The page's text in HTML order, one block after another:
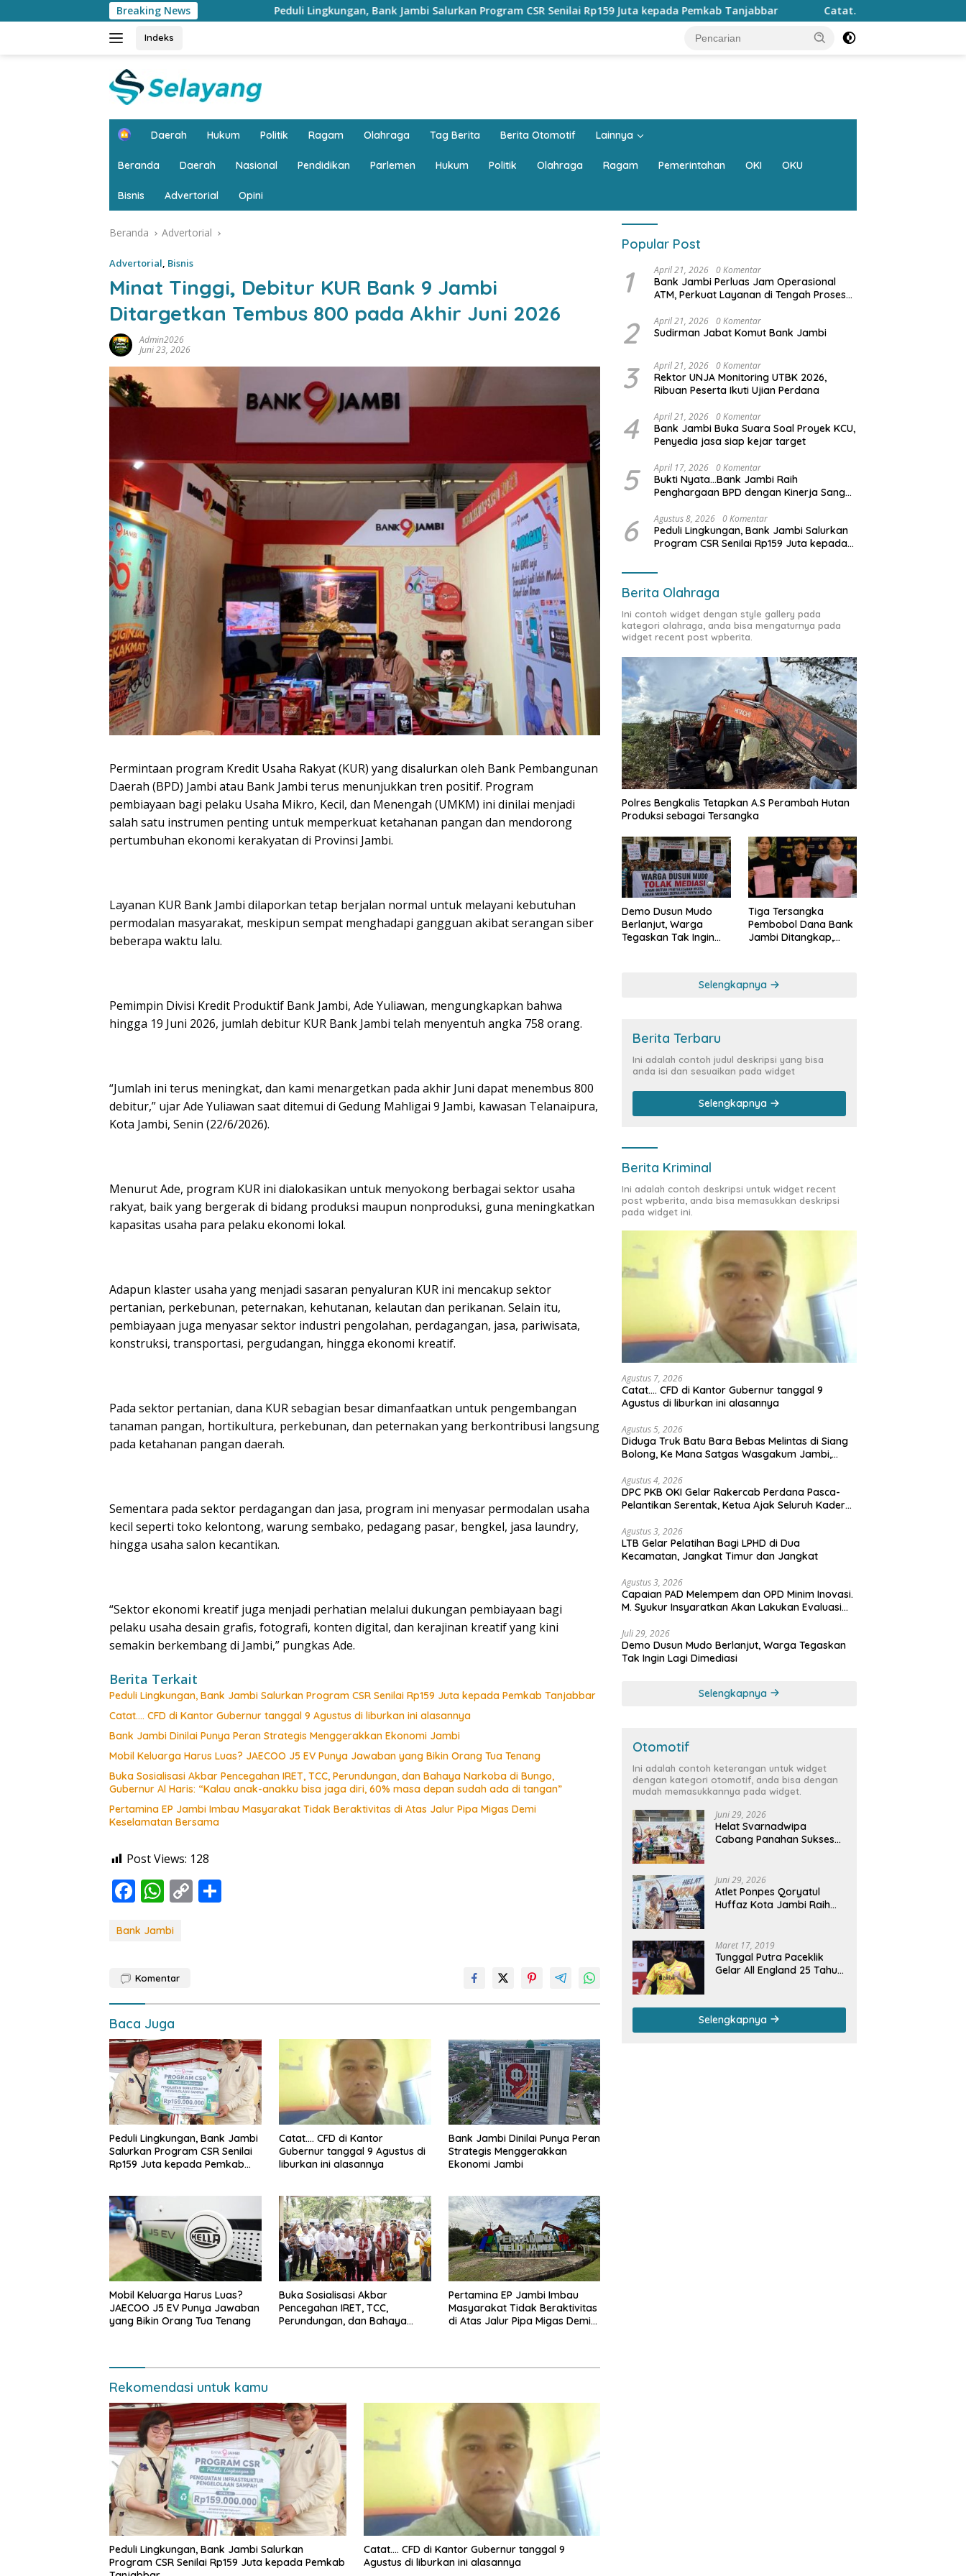
ke
Breaking News
Peduli Lingkungan, Bank Jambi Salurkan Program CSR Senilai Rp159 Juta kepada Pemkab Tanjabbar Catat…. CFD di Kantor Gubernur tanggal 9 Agustus di
Indeks
H
e
Daerah Hukum Politik Ragam Olahraga Tag Berita Berita Otomotif Lainnya
Beranda Daerah Nasional Pendidikan Parlemen Hukum Politik Olahraga Ragam Pemerintahan OKI OKU
Bisnis Advertorial Opini
Beranda Advertorial
Advertorial, Bisnis
Minat Tinggi, Debitur KUR Bank 9 Jambi
Ditargetkan Tembus 800 pada Akhir Juni 2026
Admin2026
Juni 23, 2026
Permintaan program Kredit Usaha Rakyat (KUR) yang disalurkan oleh Bank Pembangunan
Daerah (BPD) Jambi atau Bank Jambi terus menunjukkan tren positif. Program
pembiayaan bagi pelaku Usaha Mikro, Kecil, dan Menengah (UMKM) ini dinilai menjadi
salah satu instrumen penting untuk memperkuat ketahanan pangan dan mendorong
pertumbuhan ekonomi kerakyatan di Provinsi Jambi.
Layanan KUR Bank Jambi dilaporkan tetap berjalan normal untuk melayani kebutuhan
permodalan masyarakat, meskipun sempat menghadapi gangguan akibat serangan siber
beberapa waktu lalu.
Pemimpin Divisi Kredit Produktif Bank Jambi, Ade Yuliawan, mengungkapkan bahwa
hingga 19 Juni 2026, jumlah debitur KUR Bank Jambi telah menyentuh angka 758 orang.
“Jumlah ini terus meningkat, dan kami menargetkan pada akhir Juni dapat menembus 800
debitur,” ujar Ade Yuliawan saat ditemui di Gedung Mahligai 9 Jambi, kawasan Telanaipura,
Kota Jambi, Senin (22/6/2026).
Menurut Ade, program KUR ini dialokasikan untuk menyokong berbagai sektor usaha
rakyat, baik yang bergerak di bidang produksi maupun nonproduksi, guna meningkatkan
kapasitas usaha para pelaku ekonomi lokal.
Adapun klaster usaha yang menjadi sasaran penyaluran KUR ini mencakup sektor
pertanian, perkebunan, peternakan, kehutanan, kelautan dan perikanan. Selain itu,
pembiayaan juga menyasar sektor industri pengolahan, perdagangan, jasa, pariwisata,
konstruksi, transportasi, pergudangan, hingga ekonomi kreatif.
Pada sektor pertanian, dana KUR sebagian besar dimanfaatkan untuk pengembangan
tanaman pangan, hortikultura, perkebunan, dan peternakan yang berkontribusi langsung
pada ketahanan pangan daerah.
Sementara pada sektor perdagangan dan jasa, program ini menyasar permodalan usaha
kecil seperti toko kelontong, warung sembako, pedagang pasar, bengkel, jasa laundry,
hingga usaha salon kecantikan.
“Sektor ekonomi kreatif juga menjadi perhatian melalui dukungan pembiayaan bagi
pelaku usaha desain grafis, fotografi, konten digital, dan kerajinan kreatif yang kini
semakin berkembang di Jambi,” pungkas Ade.
Berita Terkait
Peduli Lingkungan, Bank Jambi Salurkan Program CSR Senilai Rp159 Juta kepada Pemkab Tanjabbar
Catat…. CFD di Kantor Gubernur tanggal 9 Agustus di liburkan ini alasannya
Bank Jambi Dinilai Punya Peran Strategis Menggerakkan Ekonomi Jambi
Mobil Keluarga Harus Luas? JAECOO J5 EV Punya Jawaban yang Bikin Orang Tua Tenang
Buka Sosialisasi Akbar Pencegahan IRET, TCC, Perundungan, dan Bahaya Narkoba di Bungo,
Gubernur Al Haris: “Kalau anak-anakku bisa jaga diri, 60% masa depan sudah ada di tangan”
Pertamina EP Jambi Imbau Masyarakat Tidak Beraktivitas di Atas Jalur Pipa Migas Demi
Keselamatan Bersama
Post Views: 128
F
e
o
o
k
W
at
A
p
p
C
n
Bank Jambi
Komentar
Baca Juga
Peduli Lingkungan, Bank Jambi
Salurkan Program CSR Senilai
Rp159 Juta kepada Pemkab
Catat…. CFD di Kantor
Gubernur tanggal 9 Agustus di
liburkan ini alasannya
Bank Jambi Dinilai Punya Peran
Strategis Menggerakkan
Ekonomi Jambi
Mobil Keluarga Harus Luas?
JAECOO J5 EV Punya Jawaban
yang Bikin Orang Tua Tenang
Buka Sosialisasi Akbar
Pencegahan IRET, TCC,
Perundungan, dan Bahaya
depan sudah ada di tangan”
Pertamina EP Jambi Imbau
Masyarakat Tidak Beraktivitas
di Atas Jalur Pipa Migas Demi
Rekomendasi untuk kamu
Peduli Lingkungan, Bank Jambi Salurkan
Program CSR Senilai Rp159 Juta kepada Pemkab
Catat…. CFD di Kantor Gubernur tanggal 9
Agustus di liburkan ini alasannya
Popular Post
1 April 21, 2026 0 Komentar
Bank Jambi Perluas Jam Operasional
ATM, Perkuat Layanan di Tengah Proses
2 April 21, 2026 0 Komentar
Sudirman Jabat Komut Bank Jambi
3 April 21, 2026 0 Komentar
Rektor UNJA Monitoring UTBK 2026,
Ribuan Peserta Ikuti Ujian Perdana
4 April 21, 2026 0 Komentar
Bank Jambi Buka Suara Soal Proyek KCU,
Penyedia jasa siap kejar target
5 April 17, 2026 0 Komentar
Bukti Nyata…Bank Jambi Raih
Penghargaan BPD dengan Kinerja Sangat
6 Agustus 8, 2026 0 Komentar
Peduli Lingkungan, Bank Jambi Salurkan
Program CSR Senilai Rp159 Juta kepada
Berita Olahraga
Ini contoh widget dengan style gallery pada
kategori olahraga, anda bisa mengaturnya pada
widget recent post wpberita.
Polres Bengkalis Tetapkan A.S Perambah Hutan
Produksi sebagai Tersangka
Demo Dusun Mudo
Berlanjut, Warga
Tegaskan Tak Ingin
Tiga Tersangka
Pembobol Dana Bank
Jambi Ditangkap,
Miliar
Selengkapnya
Berita Terbaru
Ini adalah contoh judul deskripsi yang bisa
anda isi dan sesuaikan pada widget
Selengkapnya
Berita Kriminal
Ini adalah contoh deskripsi untuk widget recent
post wpberita, anda bisa memasukkan deskripsi
pada widget ini.
Agustus 7, 2026
Catat…. CFD di Kantor Gubernur tanggal 9
Agustus di liburkan ini alasannya
Agustus 5, 2026
Diduga Truk Batu Bara Bebas Melintas di Siang
Bolong, Ke Mana Satgas Wasgakum Jambi,
Agustus 4, 2026
DPC PKB OKI Gelar Rakercab Perdana Pasca-
Pelantikan Serentak, Ketua Ajak Seluruh Kader
Agustus 3, 2026
LTB Gelar Pelatihan Bagi LPHD di Dua
Kecamatan, Jangkat Timur dan Jangkat
Agustus 3, 2026
Capaian PAD Melempem dan OPD Minim Inovasi.
M. Syukur Insyaratkan Akan Lakukan Evaluasi
Juli 29, 2026
Demo Dusun Mudo Berlanjut, Warga Tegaskan
Tak Ingin Lagi Dimediasi
Selengkapnya
Otomotif
Ini adalah contoh keterangan untuk widget
dengan kategori otomotif, anda bisa dengan
mudah memasukkannya pada widget.
Juni 29, 2026
Helat Svarnadwipa
Cabang Panahan Sukses
Apresiasi
Juni 29, 2026
Atlet Ponpes Qoryatul
Huffaz Kota Jambi Raih
Maret 17, 2019
Tunggal Putra Paceklik
Gelar All England 25 Tahun,
Selengkapnya